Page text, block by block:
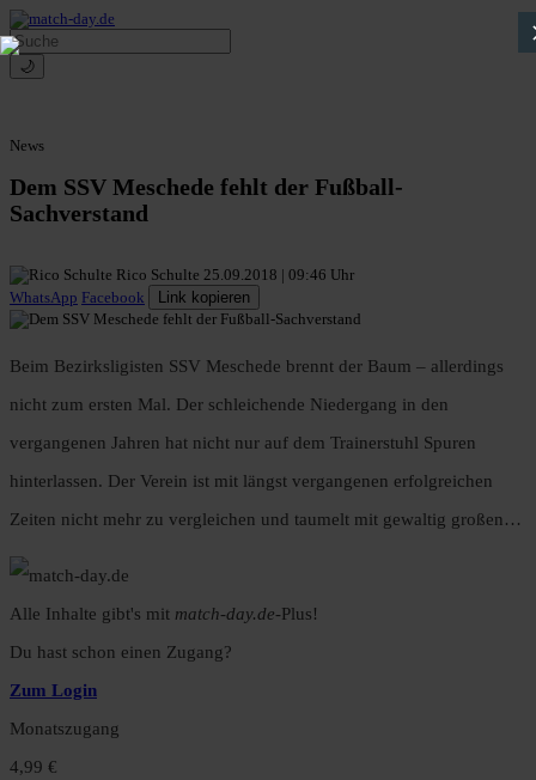
🌙
News
Dem SSV Meschede fehlt der Fußball-
Sachverstand
Rico Schulte 25.09.2018 | 09:46 Uhr
WhatsApp Facebook Link kopieren
Beim Bezirksligisten SSV Meschede brennt der Baum – allerdings
nicht zum ersten Mal. Der schleichende Niedergang in den
vergangenen Jahren hat nicht nur auf dem Trainerstuhl Spuren
hinterlassen. Der Verein ist mit längst vergangenen erfolgreichen
Zeiten nicht mehr zu vergleichen und taumelt mit gewaltig großen…
Alle Inhalte gibt's mit match-day.de-Plus!
Du hast schon einen Zugang?
Zum Login
Monatszugang
4,99 €